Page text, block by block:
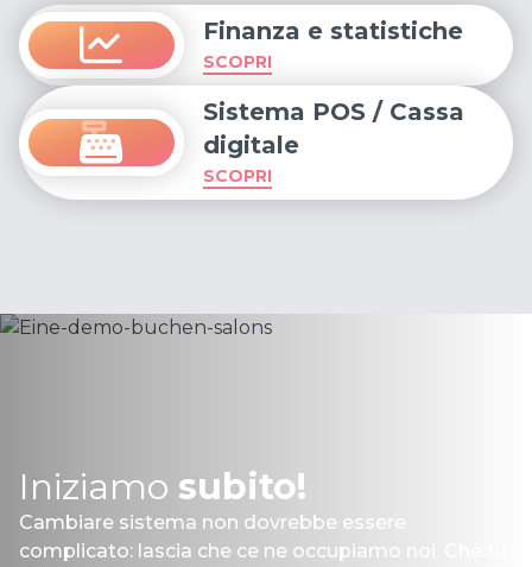
Finanza e statistiche
SCOPRI
Sistema POS / Cassa
digitale
SCOPRI
Iniziamo subito!
Cambiare sistema non dovrebbe essere
complicato: lascia che ce ne occupiamo noi. Che tu